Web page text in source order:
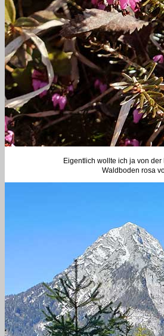
Eigentlich wollte ich ja von
Waldboden rosa